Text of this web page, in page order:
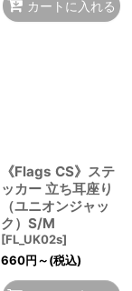
カートに入れる
《Flags CS》ステ
ッカー 立ち耳座り
（ユニオンジャッ
ク）S/M
[FL_UK02s]
660円～(税込)